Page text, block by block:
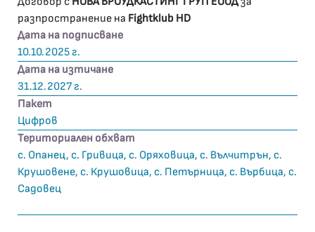
разпространение на Fightklub HD
Дата на подписване
10.10.2025 г.
Дата на изтичане
31.12.2027 г.
Пакет
Цифров
Териториален обхват
с. Опанец, с. Гривица, с. Оряховица, с. Вълчитрън, с.
Крушовене, с. Крушовица, с. Петърница, с. Върбица, с.
Садовец